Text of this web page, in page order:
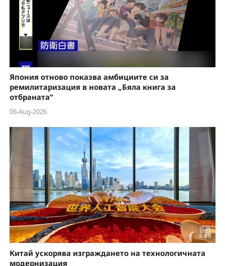
Япония отново показва амбициите си за
ремилитаризация в новата „Бяла книга за
отбраната“
06-Aug-2026
Китай ускорява изграждането на технологичната
модернизация